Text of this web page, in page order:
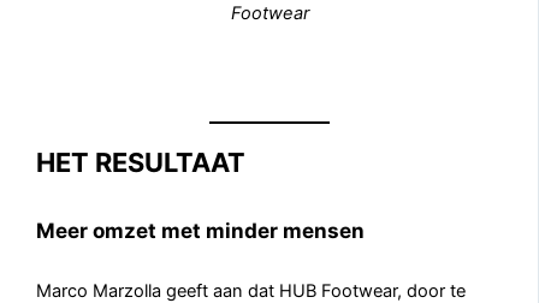
Footwear
HET RESULTAAT
Meer omzet met minder mensen
Marco Marzolla geeft aan dat HUB Footwear, door te